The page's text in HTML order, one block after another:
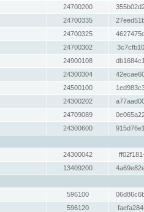
24700200
24700335
24700325
24700302
24900108
24300304
24500100
24300202
24709089
24300600
24300042
13409200
596100
596120